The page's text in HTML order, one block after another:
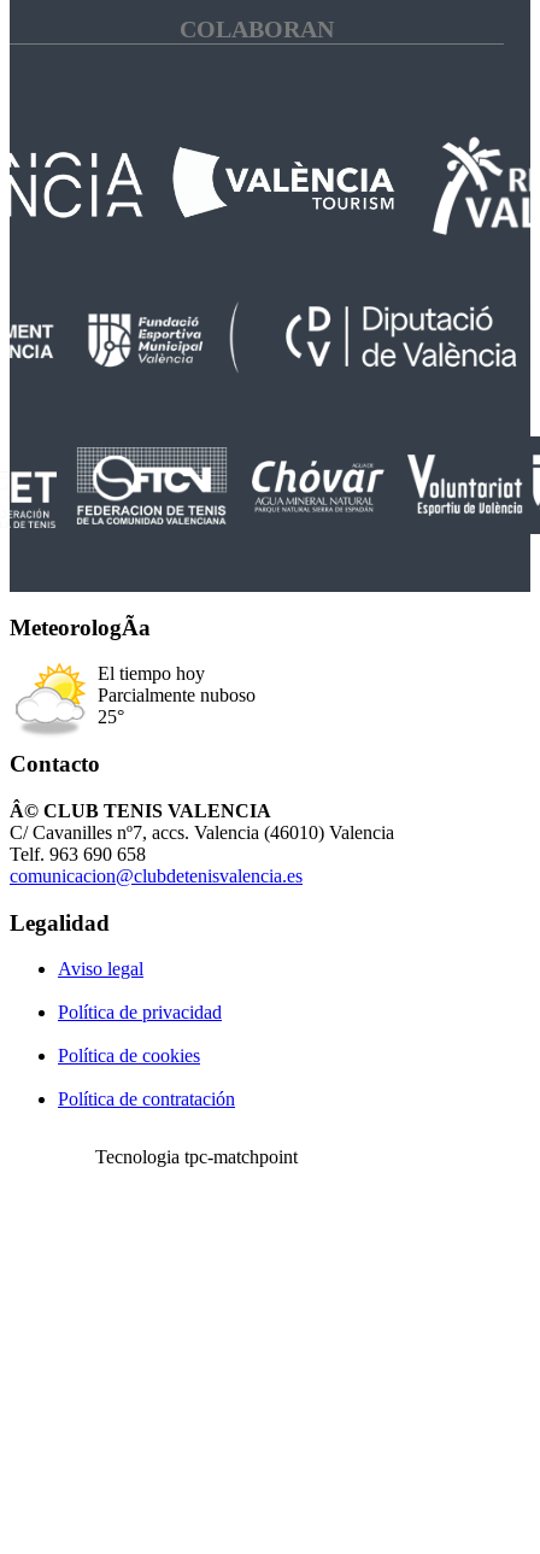
COLABORAN
MeteorologÃ­a
El tiempo hoy
Parcialmente nuboso
25°
Contacto
Â© CLUB TENIS VALENCIA
C/ Cavanilles nº7, accs. Valencia (46010) Valencia
Telf. 963 690 658
comunicacion@clubdetenisvalencia.es
Legalidad
Aviso legal
Política de privacidad
Política de cookies
Política de contratación
Tecnologia tpc-matchpoint